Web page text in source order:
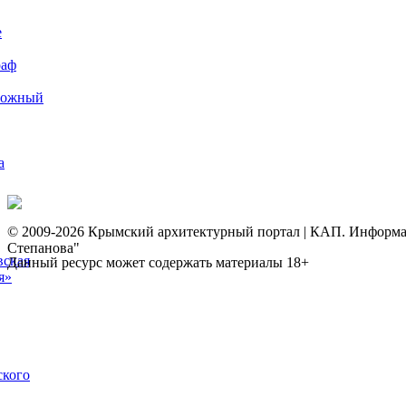
© 2009-2026 Крымский архитектурный портал | КАП.
Степанова"
Данный ресурс может содержать материалы 18+